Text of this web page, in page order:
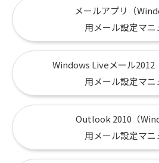
メールアプリ（
用メール設定マニ
Windows Liveメール2012
用メール設定マニ
Outlook 2010（
用メール設定マニ